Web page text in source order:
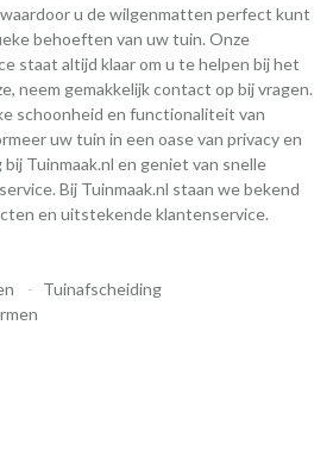
u de wilgenmatten perfect kunt
behoeften van uw tuin. Onze
staat altijd klaar om u te helpen bij het
neem gemakkelijk contact op bij vragen.
schoonheid en functionaliteit van
uw tuin in een oase van privacy en
Tuinmaak.nl en geniet van snelle
Bij Tuinmaak.nl staan we bekend
en uitstekende klantenservice.
Tuinafscheiding